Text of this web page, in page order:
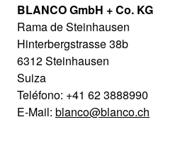
BLANCO GmbH + Co. KG
Rama de Steinhausen
Hinterbergstrasse 38b
6312 Steinhausen
Suiza
Teléfono: +41 62 3888990
E-Mail: blanco@blanco.ch